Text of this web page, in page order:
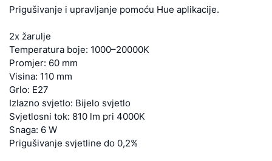
Prigušivanje i upravljanje pomoću Hue aplikacije.
2x žarulje
Temperatura boje: 1000–20000K
Promjer: 60 mm
Visina: 110 mm
Grlo: E27
Izlazno svjetlo: Bijelo svjetlo
Svjetlosni tok: 810 lm pri 4000K
Snaga: 6 W
Prigušivanje svjetline do 0,2%